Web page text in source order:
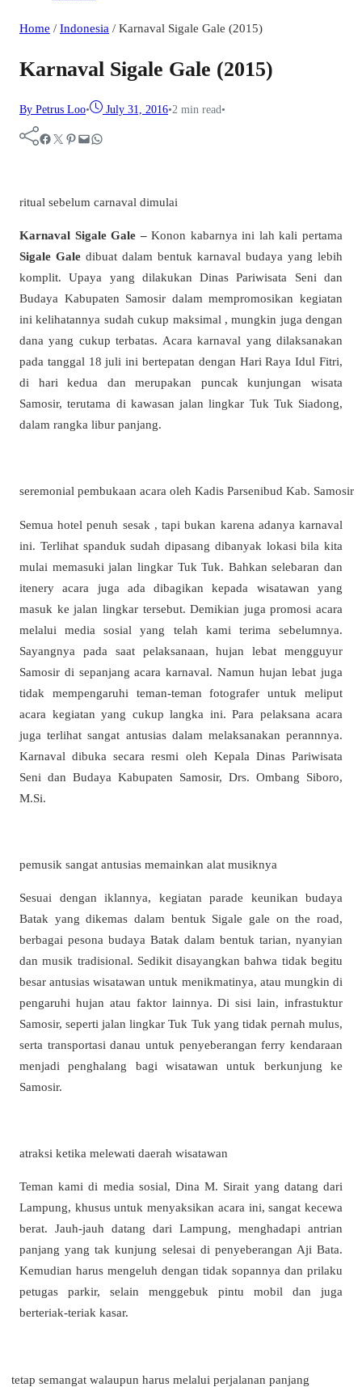
Home / Indonesia / Karnaval Sigale Gale (2015)
Karnaval Sigale Gale (2015)
By Petrus Loo• July 31, 2016•2 min read•
Facebook Twitter Pinterest Mail WhatsApp
ritual sebelum carnaval dimulai
Karnaval Sigale Gale –Konon kabarnya ini lah kali pertama
Sigale Gale dibuat dalam bentuk karnaval budaya yang lebih
komplit. Upaya yang dilakukan Dinas Pariwisata Seni dan
Budaya Kabupaten Samosir dalam mempromosikan kegiatan
ini kelihatannya sudah cukup maksimal , mungkin juga dengan
dana yang cukup terbatas. Acara karnaval yang dilaksanakan
pada tanggal 18 juli ini bertepatan dengan Hari Raya Idul Fitri,
di hari kedua dan merupakan puncak kunjungan wisata
Samosir, terutama di kawasan jalan lingkar Tuk Tuk Siadong,
dalam rangka libur panjang.
seremonial pembukaan acara oleh Kadis Parsenibud Kab. Samosir
Semua hotel penuh sesak , tapi bukan karena adanya karnaval
ini. Terlihat spanduk sudah dipasang dibanyak lokasi bila kita
mulai memasuki jalan lingkar Tuk Tuk. Bahkan selebaran dan
itenery acara juga ada dibagikan kepada wisatawan yang
masuk ke jalan lingkar tersebut. Demikian juga promosi acara
melalui media sosial yang telah kami terima sebelumnya.
Sayangnya pada saat pelaksanaan, hujan lebat mengguyur
Samosir di sepanjang acara karnaval. Namun hujan lebat juga
tidak mempengaruhi teman-teman fotografer untuk meliput
acara kegiatan yang cukup langka ini. Para pelaksana acara
juga terlihat sangat antusias dalam melaksanakan perannnya.
Karnaval dibuka secara resmi oleh Kepala Dinas Pariwisata
Seni dan Budaya Kabupaten Samosir, Drs. Ombang Siboro,
M.Si.
pemusik sangat antusias memainkan alat musiknya
Sesuai dengan iklannya, kegiatan parade keunikan budaya
Batak yang dikemas dalam bentuk Sigale gale on the road,
berbagai pesona budaya Batak dalam bentuk tarian, nyanyian
dan musik tradisional. Sedikit disayangkan bahwa tidak begitu
besar antusias wisatawan untuk menikmatinya, atau mungkin di
pengaruhi hujan atau faktor lainnya. Di sisi lain, infrastuktur
Samosir, seperti jalan lingkar Tuk Tuk yang tidak pernah mulus,
serta transportasi danau untuk penyeberangan ferry kendaraan
menjadi penghalang bagi wisatawan untuk berkunjung ke
Samosir.
atraksi ketika melewati daerah wisatawan
Teman kami di media sosial, Dina M. Sirait yang datang dari
Lampung, khusus untuk menyaksikan acara ini, sangat kecewa
berat. Jauh-jauh datang dari Lampung, menghadapi antrian
panjang yang tak kunjung selesai di penyeberangan Aji Bata.
Kemudian harus mengeluh dengan tidak sopannya dan prilaku
petugas parkir, selain menggebuk pintu mobil dan juga
berteriak-teriak kasar.
tetap semangat walaupun harus melalui perjalanan panjang